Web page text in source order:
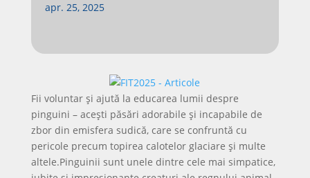
apr. 25, 2025
Fii voluntar și ajută la educarea lumii despre
pinguini – acești păsări adorabile și incapabile de
zbor din emisfera sudică, care se confruntă cu
pericole precum topirea calotelor glaciare și multe
altele.Pinguinii sunt unele dintre cele mai simpatice,